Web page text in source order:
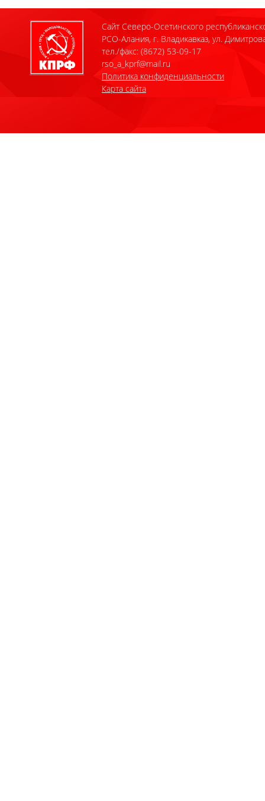
Сайт Северо-Осетинского
РСО-Алания, г. Владикавказ, ул.
тел./факс: (8672) 53-09-17
rso_a_kprf@mail.ru
Политика конфиденциальности
Карта сайта